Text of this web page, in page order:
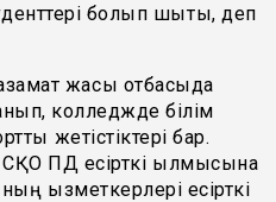
болып шықты, деп
жақсы отбасыда
колледжде білім
жетістіктері бар.
ПД есірткі қылмысына
қызметкерлері есірткі